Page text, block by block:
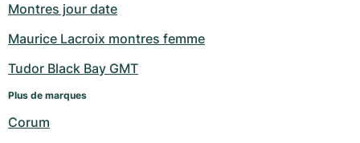
Montres pour femmes
Montbrillant
Montres pour femmes
Montres d'occasion
Montres jour date
Maurice Lacroix montres femme
Tudor Black Bay GMT
Plus de marques
Corum